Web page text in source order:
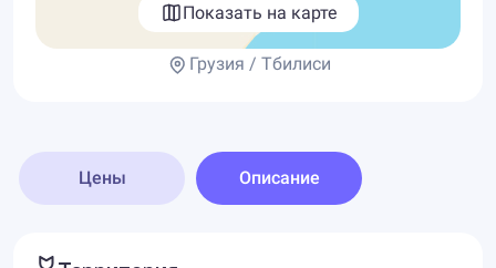
Показать на карте
Грузия / Тбилиси
Цены Описание